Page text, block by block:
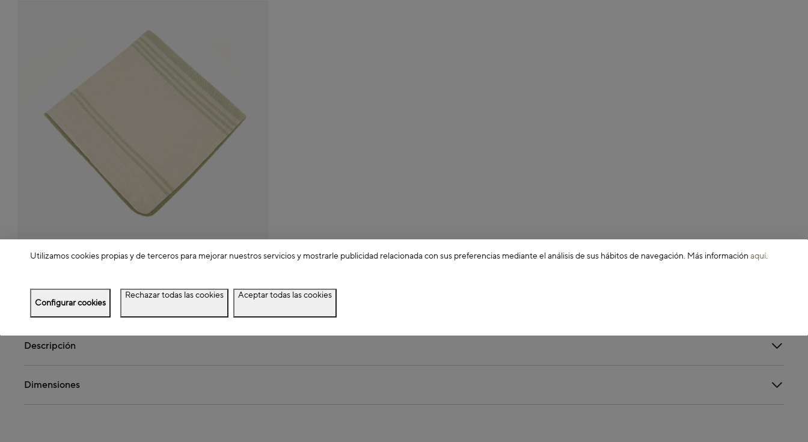
Detalles del producto
Descripción
Dimensiones
Utilizamos cookies propias y de terceros para mejorar nuestros servicios y mostrarle publicidad relacionada con sus preferencias mediante el análisis de sus hábitos de navegación. Más información aquí.
Configurar cookies
Rechazar todas las cookies Aceptar todas las cookies